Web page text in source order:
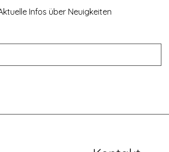
Infos über Neuigkeiten